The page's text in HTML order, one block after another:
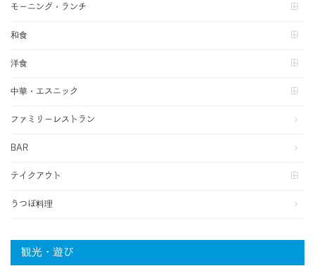
モーニング・ランチ
和食
洋食
中華・エスニック
ファミリーレストラン
BAR
テイクアウト
うつぼ料理
観光・遊び